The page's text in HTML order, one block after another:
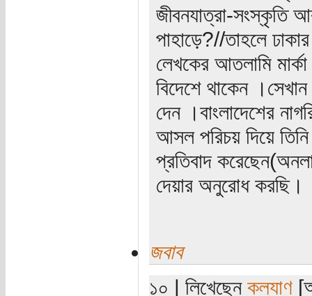
জীবনযাত্রা-সংস্কৃতি
পাহাড়ে?//তাহলে
লেখকের আতলামি
বিদেশে থাকেন
দেন ।বাংলাদেশের
আসল পরিচয় দিয়ে
প্রতিবাদ
দেয়ার অনুরোধ করছি।
জবাব
১০ | লিখেছেন কল্যাণ